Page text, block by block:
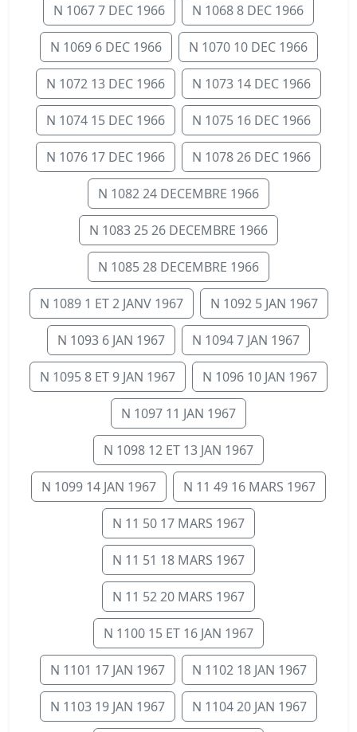
N 1067 7 DEC 1966 N 1068 8 DEC 1966
N 1069 6 DEC 1966 N 1070 10 DEC 1966
N 1072 13 DEC 1966 N 1073 14 DEC 1966
N 1074 15 DEC 1966 N 1075 16 DEC 1966
N 1076 17 DEC 1966 N 1078 26 DEC 1966
N 1082 24 DECEMBRE 1966
N 1083 25 26 DECEMBRE 1966
N 1085 28 DECEMBRE 1966
N 1089 1 ET 2 JANV 1967 N 1092 5 JAN 1967
N 1093 6 JAN 1967 N 1094 7 JAN 1967
N 1095 8 ET 9 JAN 1967 N 1096 10 JAN 1967
N 1097 11 JAN 1967
N 1098 12 ET 13 JAN 1967
N 1099 14 JAN 1967 N 11 49 16 MARS 1967
N 11 50 17 MARS 1967
N 11 51 18 MARS 1967
N 11 52 20 MARS 1967
N 1100 15 ET 16 JAN 1967
N 1101 17 JAN 1967 N 1102 18 JAN 1967
N 1103 19 JAN 1967 N 1104 20 JAN 1967